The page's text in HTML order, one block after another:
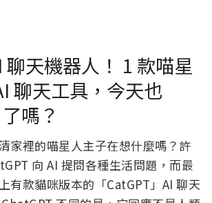
聊天機器人！ 1 款喵星
聊天工具，今天也
嗎？
家裡的喵星人主子在想什麼嗎？許
向 AI 提問各種生活問題，而最
有款貓咪版本的「CatGPT」AI 聊天